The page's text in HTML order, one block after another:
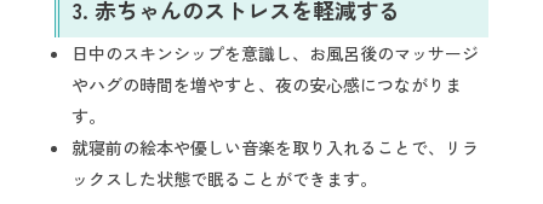
3. 赤ちゃんのストレスを軽減する
日中のスキンシップを意識し、お風呂後のマッサージ
やハグの時間を増やすと、夜の安心感につながりま
す。
就寝前の絵本や優しい音楽を取り入れることで、リラ
ックスした状態で眠ることができます。